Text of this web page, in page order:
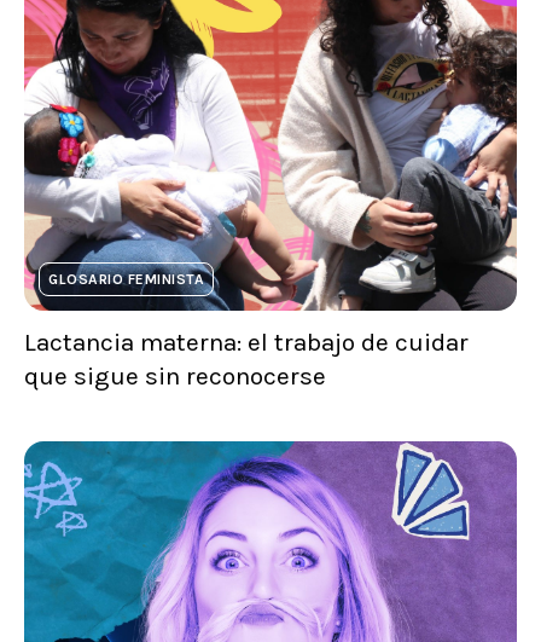
GLOSARIO FEMINISTA
Lactancia materna: el trabajo de cuidar
que sigue sin reconocerse